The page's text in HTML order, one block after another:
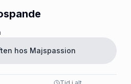
hos Majspassion